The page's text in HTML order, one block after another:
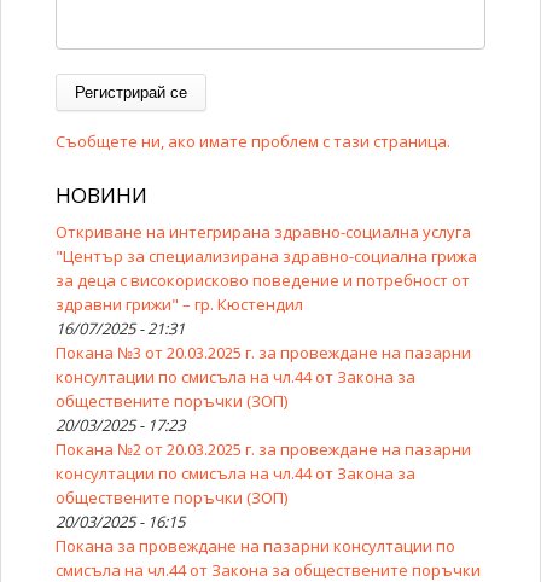
Съобщете ни, ако имате проблем с тази страница.
НОВИНИ
Откриване на интегрирана здравно-социална услуга
"Център за специализирана здравно-социална грижа
за деца с високорисково поведение и потребност от
здравни грижи" – гр. Кюстендил
16/07/2025 - 21:31
Покана №3 от 20.03.2025 г. за провеждане на пазарни
консултации по смисъла на чл.44 от Закона за
обществените поръчки (ЗОП)
20/03/2025 - 17:23
Покана №2 от 20.03.2025 г. за провеждане на пазарни
консултации по смисъла на чл.44 от Закона за
обществените поръчки (ЗОП)
20/03/2025 - 16:15
Покана за провеждане на пазарни консултации по
смисъла на чл.44 от Закона за обществените поръчки